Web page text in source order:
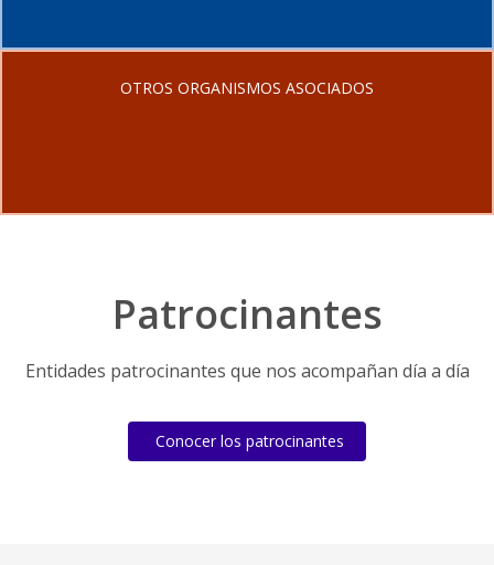
OTROS ORGANISMOS ASOCIADOS
Patrocinantes
Entidades patrocinantes que nos acompañan día a día
Conocer los patrocinantes